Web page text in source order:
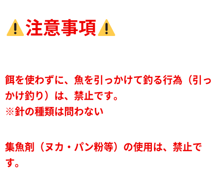
注意事項
餌を使わずに、魚を引っかけて釣る行為（引っ
かけ釣り）は、禁止です。
※針の種類は問わない
集魚剤（ヌカ・パン粉等）の使用は、禁止で
す。